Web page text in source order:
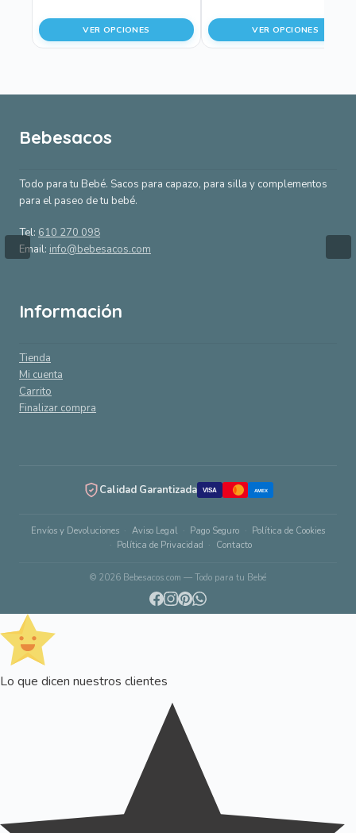
VER OPCIONES
página
de
VER OPCIONES
página
de
Bebesacos
Todo para tu Bebé. Sacos para capazo, para silla y complementos
para el paseo de tu bebé.
Tel: 610 270 098
Email: info@bebesacos.com
Información
Tienda
Mi cuenta
Carrito
Finalizar compra
Calidad Garantizada VISA AMEX
Envíos y Devoluciones Aviso Legal Pago Seguro
Política de Cookies
Política de Privacidad
Contacto
© 2026 Bebesacos.com — Todo para tu Bebé
Lo que dicen nuestros clientes